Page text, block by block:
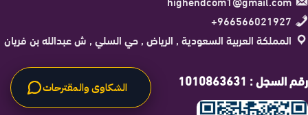
966566021927+
المملكة العربية السعودية , الرياض , حي السلي , ش عبدالله بن فريان
رقم السجل : 1010863631 الشكاوى والمقترحات